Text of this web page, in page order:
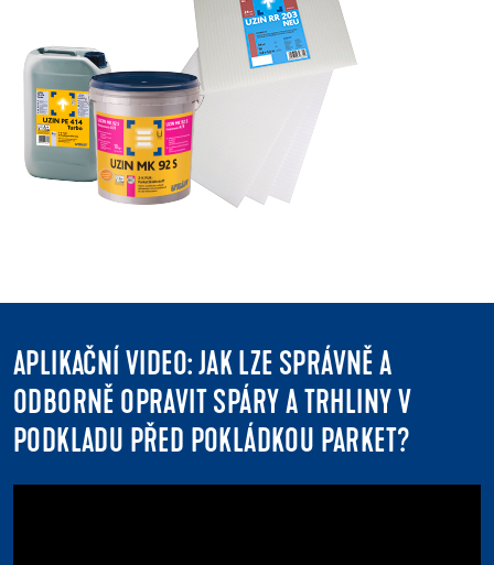
APLIKAČNÍ VIDEO: JAK LZE SPRÁVNĚ A
ODBORNĚ OPRAVIT SPÁRY A TRHLINY V
PODKLADU PŘED POKLÁDKOU PARKET?